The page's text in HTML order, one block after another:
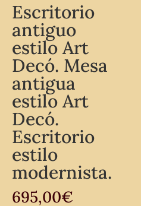
Escritorio
antiguo
estilo Art
Decó. Mesa
antigua
estilo Art
Decó.
Escritorio
estilo
modernista.
695,00€